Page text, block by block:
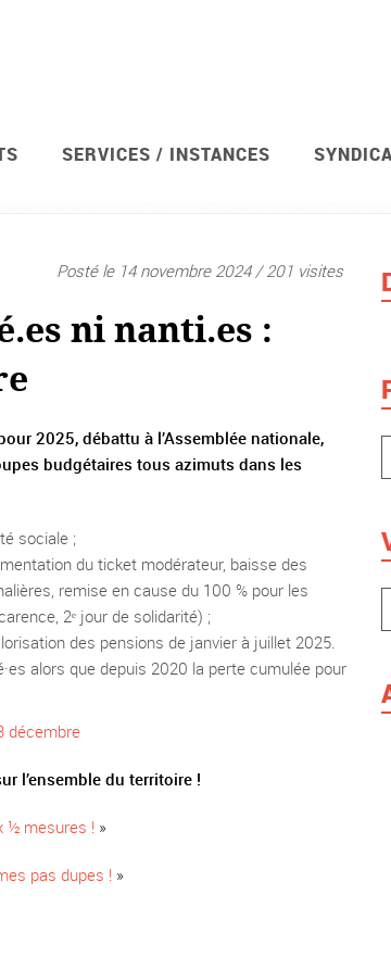
SERVICES / INSTANCES
Posté le 14 novembre 2024 / 201 visites
ni nanti.es :
2025, débattu à l’Assemblée nationale,
budgétaires tous azimuts dans les
sociale ;
du ticket modérateur, baisse des
remise en cause du 100 % pour les
2ᵉ jour de solidarité) ;
des pensions de janvier à juillet 2025.
alors que depuis 2020 la perte cumulée pour
décembre
l’ensemble du territoire !
½ mesures ! »
pas dupes ! »